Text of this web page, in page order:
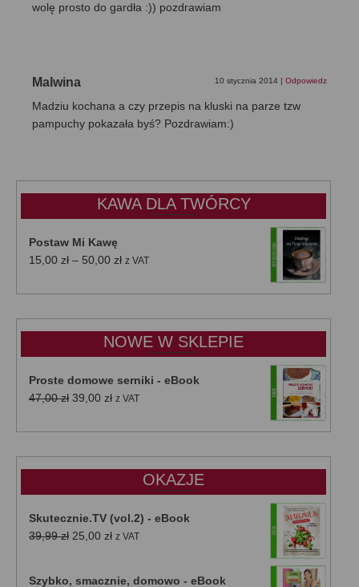
wolę prosto do gardła :)) pozdrawiam
Malwina 10 stycznia 2014 | Odpowiedz
Madziu kochana a czy przepis na kluski na parze tzw
pampuchy pokazała byś? Pozdrawiam:)
KAWA DLA TWÓRCY
Postaw Mi Kawę
15,00 zł – 50,00 złZakres
od
do
50,00 zł
z VAT
NOWE W SKLEPIE
Proste domowe serniki - eBook
47,00zł Pierwotna
wynosiła:
39,00 złAktualna
wynosi:
z VAT
OKAZJE
Skutecznie.TV (vol.2) - eBook
39,99zł Pierwotna
25,00 złAktualna
z VAT
Szybko, smacznie, domowo - eBook